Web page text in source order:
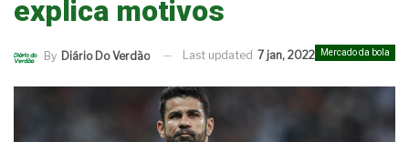
explica motivos
Mercado da bola
By Diário Do Verdão Last updated 7 jan, 2022